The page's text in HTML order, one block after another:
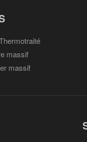
massif
massif